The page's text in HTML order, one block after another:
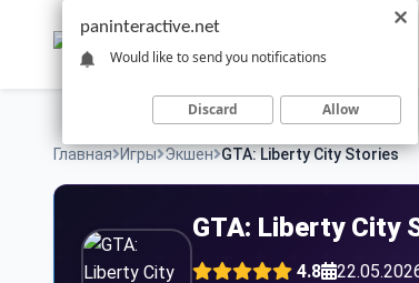
Главная Игры Экшен GTA: Liberty City Stories
GTA: Liberty City
4.8
paninteractive.net
Would like to send you notifications
Discard Allow